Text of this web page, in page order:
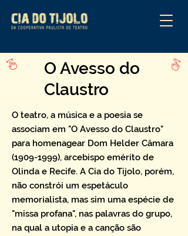
O Avesso do
Claustro
O teatro, a música e a poesia se
associam em "O Avesso do Claustro"
para homenagear Dom Helder Câmara
(1909-1999), arcebispo emérito de
Olinda e Recife. A Cia do Tijolo, porém,
não constrói um espetáculo
memorialista, mas sim uma espécie de
"missa profana", nas palavras do grupo,
na qual a utopia e a canção são